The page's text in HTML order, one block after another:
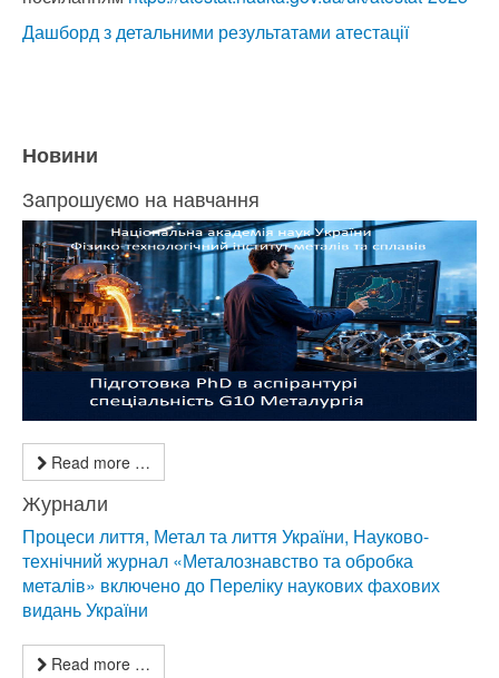
Дашборд з детальними результатами атестації
Новини
Запрошуємо на навчання
Read more …
Журнали
Процеси лиття, Метал та лиття України, Науково-
технічний журнал «Металознавство та обробка
металів» включено до Переліку наукових фахових
видань України
Read more …